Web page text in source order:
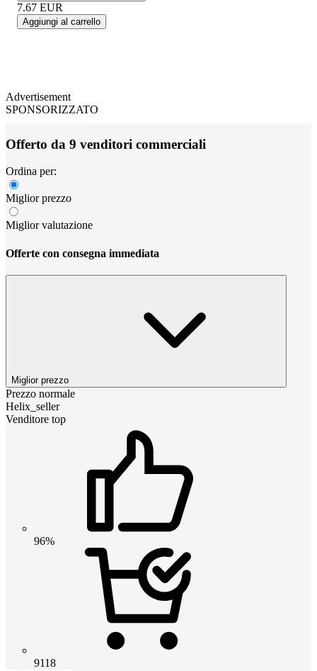
7.67 EUR
Aggiungi al carrello
Advertisement
SPONSORIZZATO
Offerto da 9 venditori commerciali
Ordina per:
Miglior prezzo
Miglior valutazione
Offerte con consegna immediata
Miglior prezzo
Prezzo normale
Helix_seller
Venditore top
96%
9118